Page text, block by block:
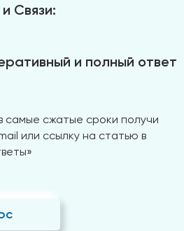
Связи:
и полный ответ
самые сжатые сроки получи
или ссылку на статью в